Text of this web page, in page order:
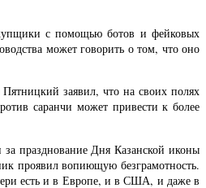
с помощью ботов и фейковых
может говорить о том, что оно
заявил, что на своих полях
саранчи может привести к более
празднование Дня Казанской иконы
проявил вопиющую безграмотность.
есть и в Европе, и в США, и даже в